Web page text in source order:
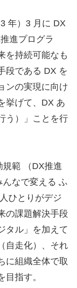
年）3 月に DX
進プログラ
を持続可能なも
段である DX を
ンの実現に向け
挙げて、DX あ
う）」ことを行
範 （DX推進
なで変える ふ
ひとりがデジ
の課題解決手段
タル」を加えて
自走化）、それ
に組織全体で取
指す。